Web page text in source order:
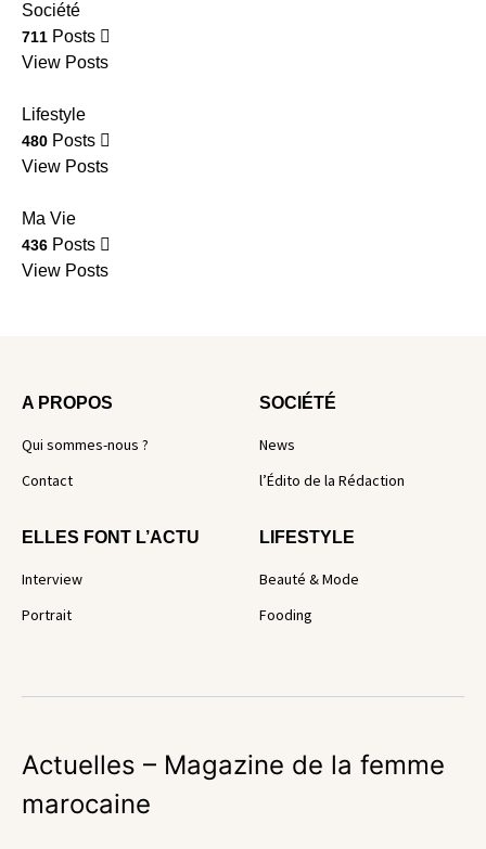
Société
711 Posts
View Posts
Lifestyle
480 Posts
View Posts
Ma Vie
436 Posts
View Posts
A PROPOS
Qui sommes-nous ?
Contact
SOCIÉTÉ
News
l’Édito de la Rédaction
ELLES FONT L’ACTU
Interview
Portrait
LIFESTYLE
Beauté & Mode
Fooding
Actuelles – Magazine de la femme
marocaine